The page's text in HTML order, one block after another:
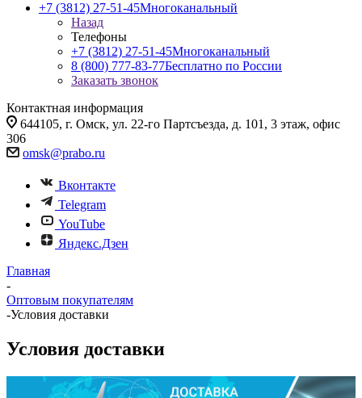
+7 (3812) 27-51-45Многоканальный
Назад
Телефоны
+7 (3812) 27-51-45Многоканальный
8 (800) 777-83-77Бесплатно по России
Заказать звонок
Контактная информация
644105, г. Омск, ул. 22-го Партсъезда, д. 101, 3 этаж, офис
306
omsk@prabo.ru
Вконтакте
Telegram
YouTube
Яндекс.Дзен
Главная
-
Оптовым покупателям
-Условия доставки
Условия доставки